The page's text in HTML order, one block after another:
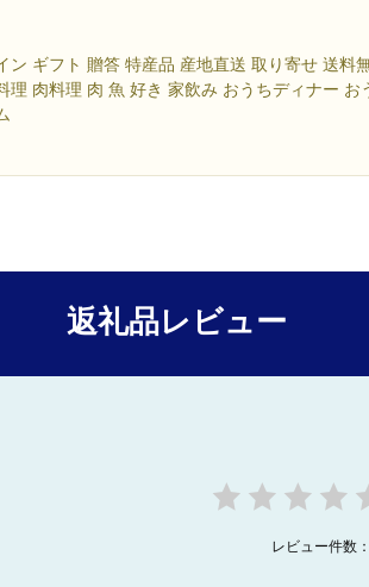
ン ギフト 贈答 特産品 産地直送 取り寄せ 送料
理 肉料理 肉 魚 好き 家飲み おうちディナー お
返礼品レビュー
レビュー件数：